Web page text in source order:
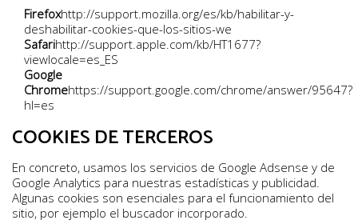
Firefoxhttp://support.mozilla.org/es/kb/habilitar-y-
deshabilitar-cookies-que-los-sitios-we
Safarihttp://support.apple.com/kb/HT1677?
viewlocale=es_ES
Google
Chromehttps://support.google.com/chrome/answer/95647?
hl=es
COOKIES DE TERCEROS
En concreto, usamos los servicios de Google Adsense y de
Google Analytics para nuestras estadísticas y publicidad.
Algunas cookies son esenciales para el funcionamiento del
sitio, por ejemplo el buscador incorporado.